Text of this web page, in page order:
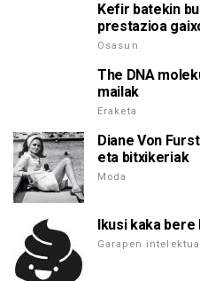
Kefir batekin
prestazioa
Osasun
The DNA
mailak
Eraketa
Diane Von
eta bitxikeriak
Moda
Ikusi kaka bere
Garapen